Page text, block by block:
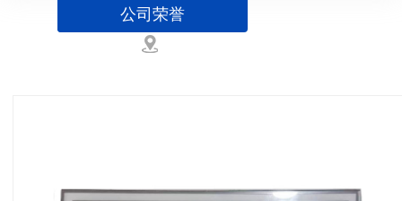
公司荣誉